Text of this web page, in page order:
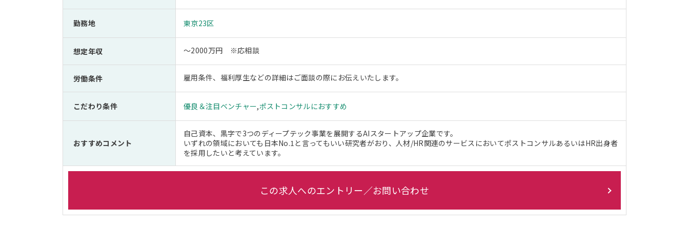
勤務地 東京23区
想定年収 ～2000万円 ※応相談
労働条件 雇用条件、福利厚生などの詳細はご面談の際にお伝えいたします。
こだわり条件 優良＆注目ベンチャー,ポストコンサルにおすすめ
おすすめコメント
自己資本、黒字で3つのディープテック事業を展開するAIスタートアップ企業です。
いずれの領域においても日本No.1と言ってもいい研究者がおり、人材/HR関連のサービスにおいてポストコンサルあるいはHR出身者
を採用したいと考えています。
この求人へのエントリー／お問い合わせ